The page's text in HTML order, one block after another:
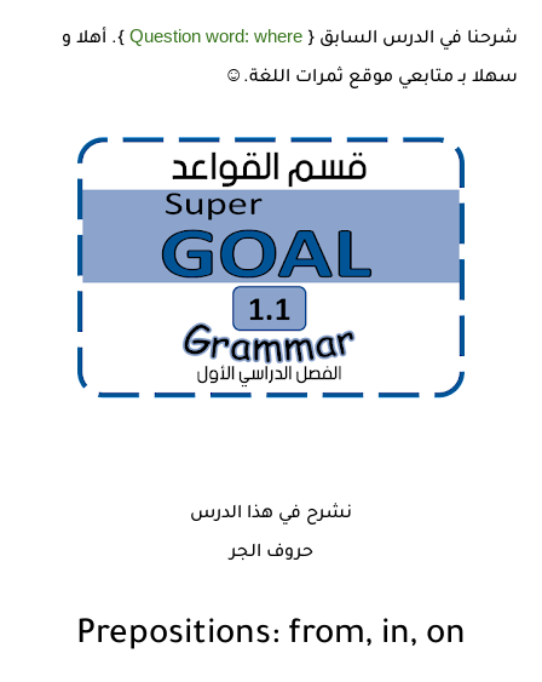
شرحنا في الدرس السابق { Question word: where }. أهلا و
سهلا بـ متابعي موقع ثمرات اللغة.☺
نشرح في هذا الدرس
حروف الجر
Prepositions: from, in, on